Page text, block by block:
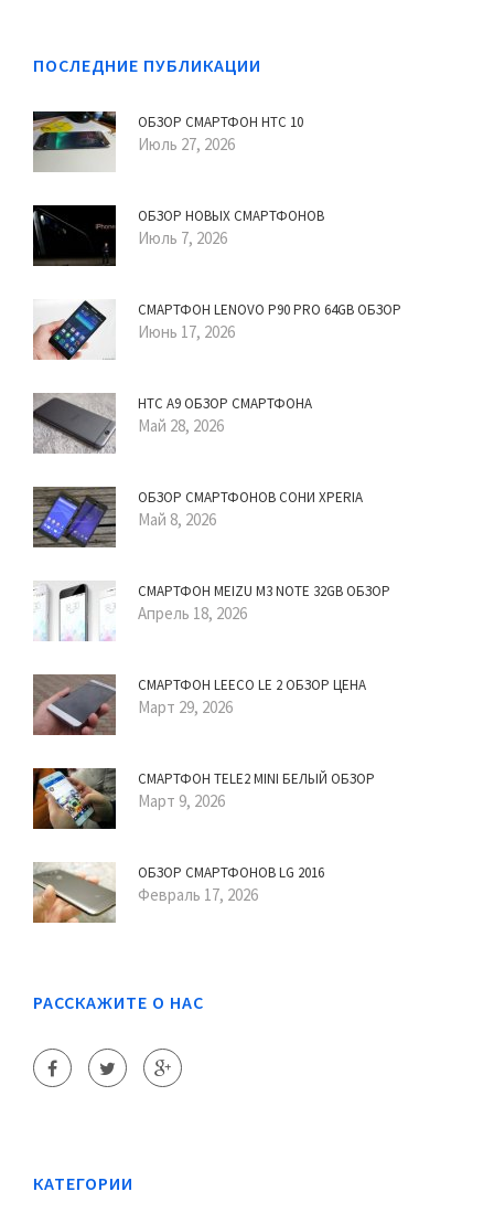
ПОСЛЕДНИЕ ПУБЛИКАЦИИ
ОБЗОР СМАРТФОН HTC 10
Июль 27, 2026
ОБЗОР НОВЫХ СМАРТФОНОВ
Июль 7, 2026
СМАРТФОН LENOVO P90 PRO 64GB ОБЗОР
Июнь 17, 2026
HTC A9 ОБЗОР СМАРТФОНА
Май 28, 2026
ОБЗОР СМАРТФОНОВ СОНИ XPERIA
Май 8, 2026
СМАРТФОН MEIZU M3 NOTE 32GB ОБЗОР
Апрель 18, 2026
СМАРТФОН LEECO LE 2 ОБЗОР ЦЕНА
Март 29, 2026
СМАРТФОН TELE2 MINI БЕЛЫЙ ОБЗОР
Март 9, 2026
ОБЗОР СМАРТФОНОВ LG 2016
Февраль 17, 2026
РАССКАЖИТЕ О НАС
КАТЕГОРИИ